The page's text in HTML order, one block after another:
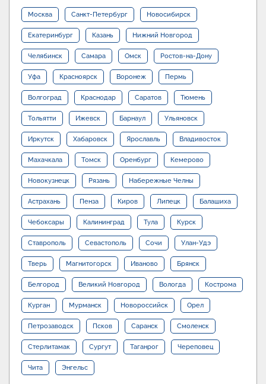
Москва Санкт-Петербург Новосибирск
Екатеринбург Казань Нижний Новгород
Челябинск Самара Омск Ростов-на-Дону
Уфа Красноярск Воронеж Пермь
Волгоград Краснодар Саратов Тюмень
Тольятти Ижевск Барнаул Ульяновск
Иркутск Хабаровск Ярославль Владивосток
Махачкала Томск Оренбург Кемерово
Новокузнецк Рязань Набережные Челны
Астрахань Пенза Киров Липецк Балашиха
Чебоксары Калининград Тула Курск
Ставрополь Севастополь Сочи Улан-Удэ
Тверь Магнитогорск Иваново Брянск
Белгород Великий Новгород Вологда Кострома
Курган Мурманск Новороссийск Орел
Петрозаводск Псков Саранск Смоленск
Стерлитамак Сургут Таганрог Череповец
Чита Энгельс